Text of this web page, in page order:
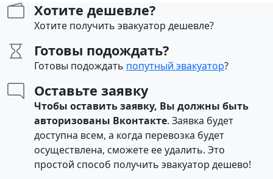
Хотите дешевле?
Хотите получить эвакуатор дешевле?
Готовы подождать?
Готовы подождать попутный эвакуатор?
Оставьте заявку
Чтобы оставить заявку, Вы должны быть
авторизованы Вконтакте. Заявка будет
доступна всем, а когда перевозка будет
осуществлена, сможете ее удалить. Это
простой способ получить эвакуатор дешево!